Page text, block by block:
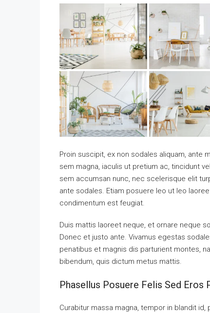
Proin suscipit, ex non sodales aliquam, ante
sem magna, iaculis ut pretium ac, tincidunt
sem accumsan nunc, nec scelerisque elit
ante sodales. Etiam posuere leo ut leo
condimentum est feugiat.
Duis mattis laoreet neque, et ornare neque
Donec et justo ante. Vivamus egestas
penatibus et magnis dis parturient montes,
bibendum, quis dictum metus mattis.
Phasellus Posuere Felis Sed
Curabitur massa magna, tempor in blandit